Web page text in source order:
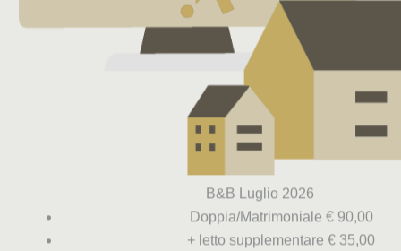
B&B Luglio 2026
Doppia/Matrimoniale € 90,00
+ letto supplementare € 35,00